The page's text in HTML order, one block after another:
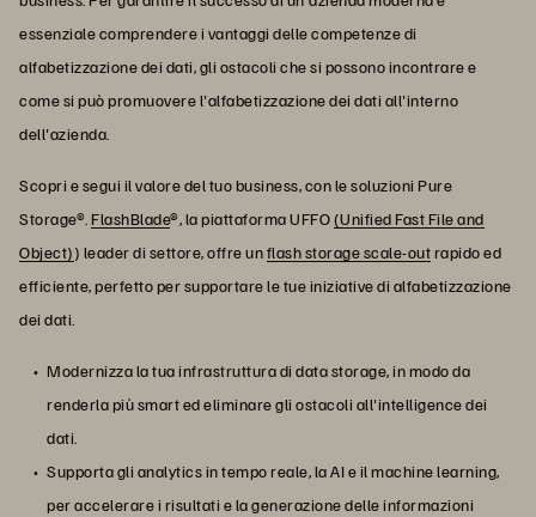
essenziale comprendere i vantaggi delle competenze di
alfabetizzazione dei dati, gli ostacoli che si possono incontrare e
come si può promuovere l'alfabetizzazione dei dati all'interno
dell'azienda.
Scopri e segui il valore del tuo business, con le soluzioni Pure
Storage®. FlashBlade®, la piattaforma UFFO(Unified Fast File and
Object)) leader di settore, offre unflash storage scale-outrapido ed
efficiente, perfetto per supportare le tue iniziative di alfabetizzazione
dei dati.
Modernizza la tua infrastruttura di data storage, in modo da
renderla più smart ed eliminare gli ostacoli all'intelligence dei
dati.
Supporta gli analytics in tempo reale, la AI e il machine learning,
per accelerare i risultati e la generazione delle informazioni